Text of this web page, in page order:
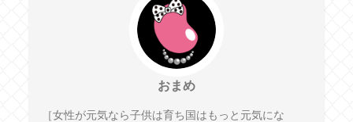
おまめ
［女性が元気なら子供は育ち国はもっと元気にな